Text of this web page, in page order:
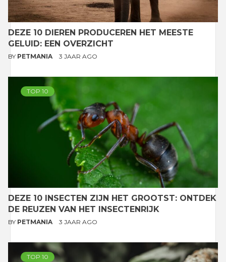
DEZE 10 DIEREN PRODUCEREN HET MEESTE
GELUID: EEN OVERZICHT
BY PETMANIA 3 JAAR AGO
TOP 10
DEZE 10 INSECTEN ZIJN HET GROOTST: ONTDEK
DE REUZEN VAN HET INSECTENRIJK
BY PETMANIA 3 JAAR AGO
TOP 10